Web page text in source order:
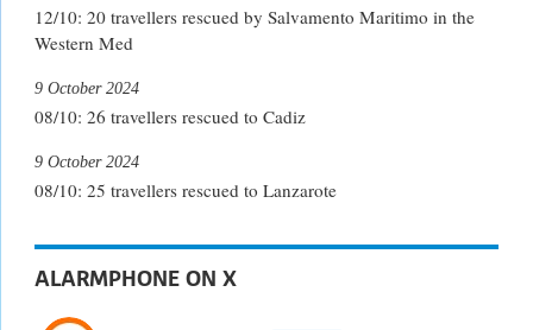
12/10: 20 travellers rescued by Salvamento Maritimo in the
Western Med
08/10: 26 travellers rescued to Cadiz
9 October 2024
08/10: 25 travellers rescued to Lanzarote
9 October 2024
ALARMPHONE ON X